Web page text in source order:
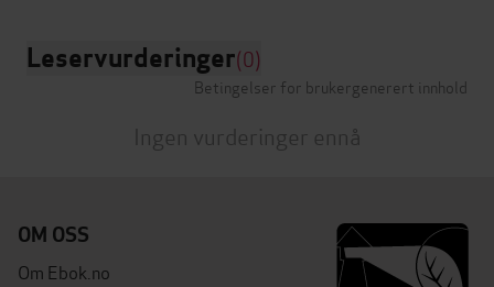
Leservurderinger(0)
Betingelser for brukergenerert innhold
Ingen vurderinger ennå
OM OSS
Om Ebok.no